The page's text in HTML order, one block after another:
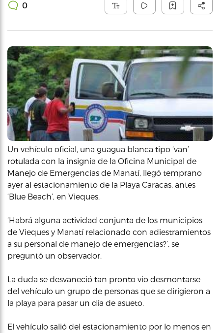
0
Un vehículo oficial, una guagua blanca tipo ‘van’
rotulada con la insignia de la Oficina Municipal de
Manejo de Emergencias de Manatí, llegó temprano
ayer al estacionamiento de la Playa Caracas, antes
‘Blue Beach’, en Vieques.
‘Habrá alguna actividad conjunta de los municipios
de Vieques y Manatí relacionado con adiestramientos
a su personal de manejo de emergencias?’, se
preguntó un observador.
La duda se desvaneció tan pronto vio desmontarse
del vehículo un grupo de personas que se dirigieron a
la playa para pasar un día de asueto.
El vehículo salió del estacionamiento por lo menos en